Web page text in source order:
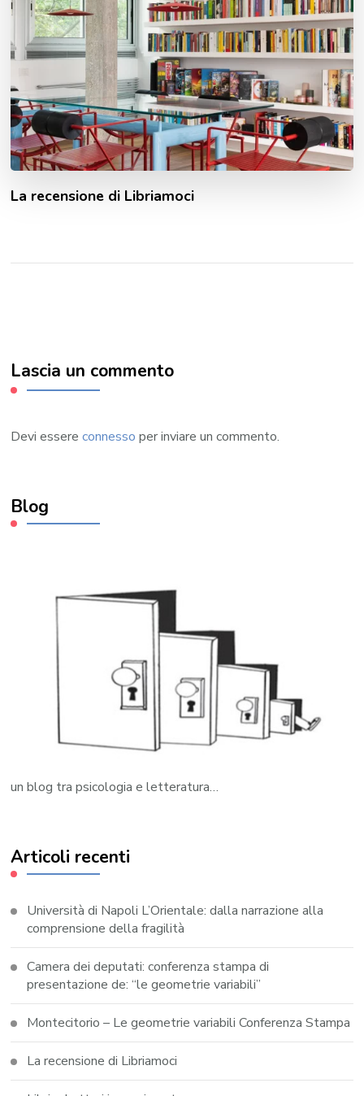
La recensione di Libriamoci
Lascia un commento
Devi essereconnesso per inviare un commento.
Blog
un blog tra psicologia e letteratura…
Articoli recenti
Università di Napoli L’Orientale: dalla narrazione alla
comprensione della fragilità
Camera dei deputati: conferenza stampa di
presentazione de: “le geometrie variabili”
Montecitorio – Le geometrie variabili Conferenza Stampa
La recensione di Libriamoci